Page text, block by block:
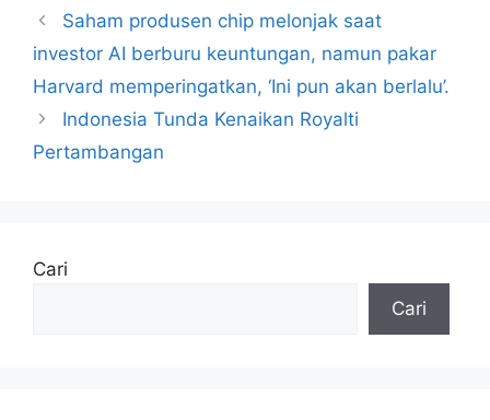
Saham produsen chip melonjak saat
investor AI berburu keuntungan, namun pakar
Harvard memperingatkan, ‘Ini pun akan berlalu’.
Indonesia Tunda Kenaikan Royalti
Pertambangan
Cari
Cari